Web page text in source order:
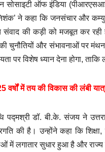
सोसाइटी ऑफ इंडिया
ने कहा कि जनसंचार और
संवाद की कड़ी को मजबूत कर
चुनौतियों और संभावनाओं पर
पर विशेष ध्यान देना होगा,
वर्षों में तय की विकास की लंबी
पद्मश्री डॉ. बी.के. संजय ने
की है। उन्होंने कहा कि
में लगातार सुधार हुआ है और